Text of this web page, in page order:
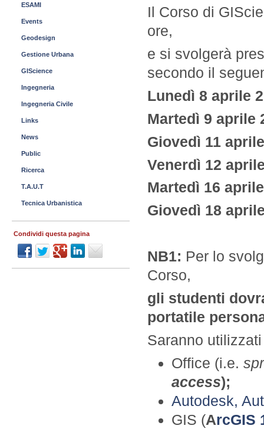
Il Corso di
ore,
e si svolgerà
secondo il
Lunedì 8 aprile
Martedì 9 aprile
Giovedì 11
Venerdì 12
Martedì 16
Giovedì 18
NB1: Per lo
Corso,
gli studenti
portatile
Saranno
Office (i.e.
access);
Autodesk,
GIS (ArcGIS
ESAMI
Events
Geodesign
Gestione Urbana
GIScience
Ingegneria
Ingegneria Civile
Links
News
Public
Ricerca
T.A.U.T
Tecnica Urbanistica
Condividi questa pagina